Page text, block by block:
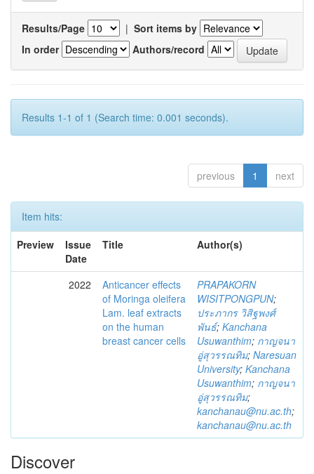
Results/Page | Sort items by
In order
Authors/record
Results 1-1 of 1 (Search time: 0.001 seconds).
previous 1 next
Item hits:
Preview
Issue
Date
Title Author(s)
2022
Anticancer effects
of Moringa oleifera
Lam. leaf extracts
on the human
breast cancer cells
PRAPAKORN
WISITPONGPUN;
ประภากร วิสิฐพงศ์
พันธ์; Kanchana
Usuwanthim; กาญจนา
อู่สุวรรณทิม; Naresuan
University; Kanchana
Usuwanthim; กาญจนา
อู่สุวรรณทิม;
kanchanau@nu.ac.th;
kanchanau@nu.ac.th
Discover